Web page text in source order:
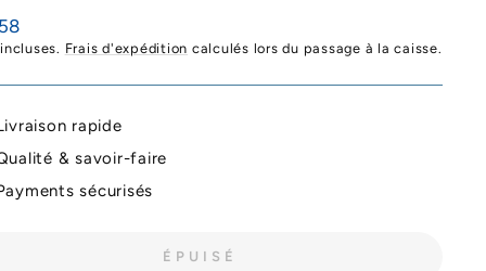
Frais d'expédition calculés lors du passage à la caisse.
rapide
& savoir-faire
sécurisés
ÉPUISÉ